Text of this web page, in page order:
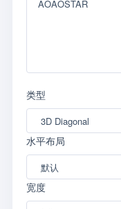
类型
水平布局
宽度